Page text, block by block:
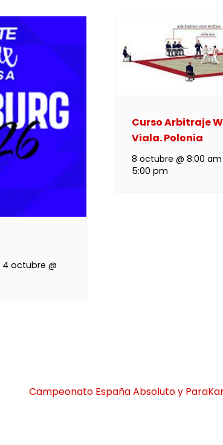
4 octubre @
Curso Arbitraje
Viala. Polonia
8 octubre @ 8:00 am
5:00 pm
Campeonato España Absoluto y